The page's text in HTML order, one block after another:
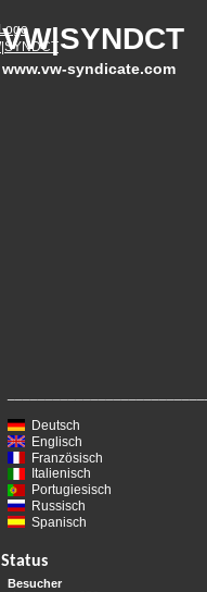
VW|SYNDCT
www.vw-syndicate.com
Deutsch
Englisch
Französisch
Italienisch
Portugiesisch
Russisch
Spanisch
Status
Besucher